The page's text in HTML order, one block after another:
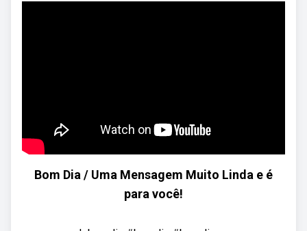
Bom Dia / Uma Mensagem Muito Linda e é
para você!